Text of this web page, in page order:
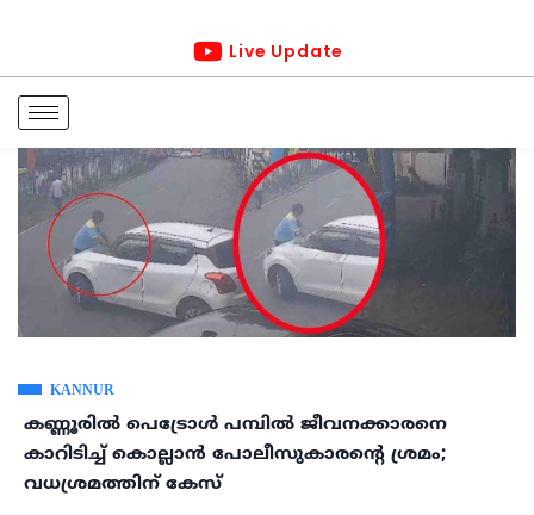
Live Update
KANNUR
കണ്ണൂരിൽ പെട്രോൾ പമ്പിൽ ജീവനക്കാരനെ
കാറിടിച്ച് കൊല്ലാൻ പോലീസുകാരൻ്റെ ശ്രമം;
വധശ്രമത്തിന് കേസ്